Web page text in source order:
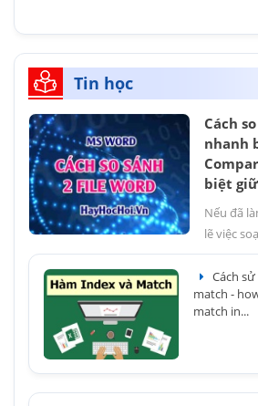
Tin học
Cách
nhanh
biệt
Nếu đã
lẽ việc
Cách
match -
match in...